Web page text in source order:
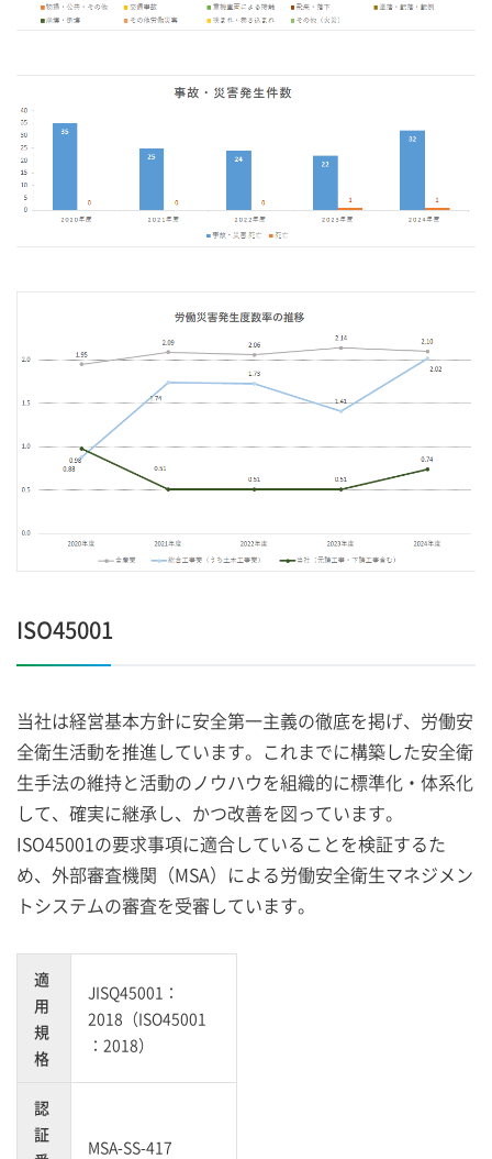
ISO45001
当社は経営基本方針に安全第一主義の徹底を掲げ、労働安
全衛生活動を推進しています。これまでに構築した安全衛
生手法の維持と活動のノウハウを組織的に標準化・体系化
して、確実に継承し、かつ改善を図っています。
ISO45001の要求事項に適合していることを検証するた
め、外部審査機関（MSA）による労働安全衛生マネジメン
トシステムの審査を受審しています。
適
用
規
格
JISQ45001：
2018（ISO45001
：2018）
認
証
MSA-SS-417